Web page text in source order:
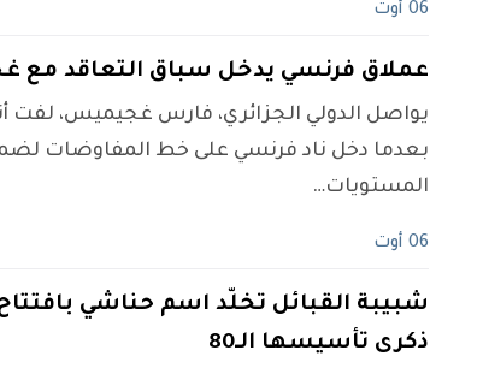
06 أوت
عملاق فرنسي يدخل سباق التعاقد مع
يواصل الدولي الجزائري، فارس غجيميس، لفت
بعدما دخل ناد فرنسي على خط المفاوضات
المستويات…
06 أوت
شبيبة القبائل تخلّد اسم حناشي
ذكرى تأسيسها الـ80